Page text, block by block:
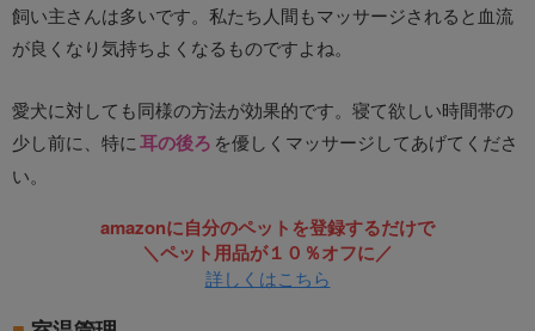
飼い主さんは多いです。私たち人間もマッサージされると血流
が良くなり気持ちよくなるものですよね。
愛犬に対しても同様の方法が効果的です。寝て欲しい時間帯の
少し前に、特に耳の後ろ を優しくマッサージしてあげてくださ
い。
amazonに自分のペットを登録するだけで
＼ペット用品が１０％オフに／
詳しくはこちら